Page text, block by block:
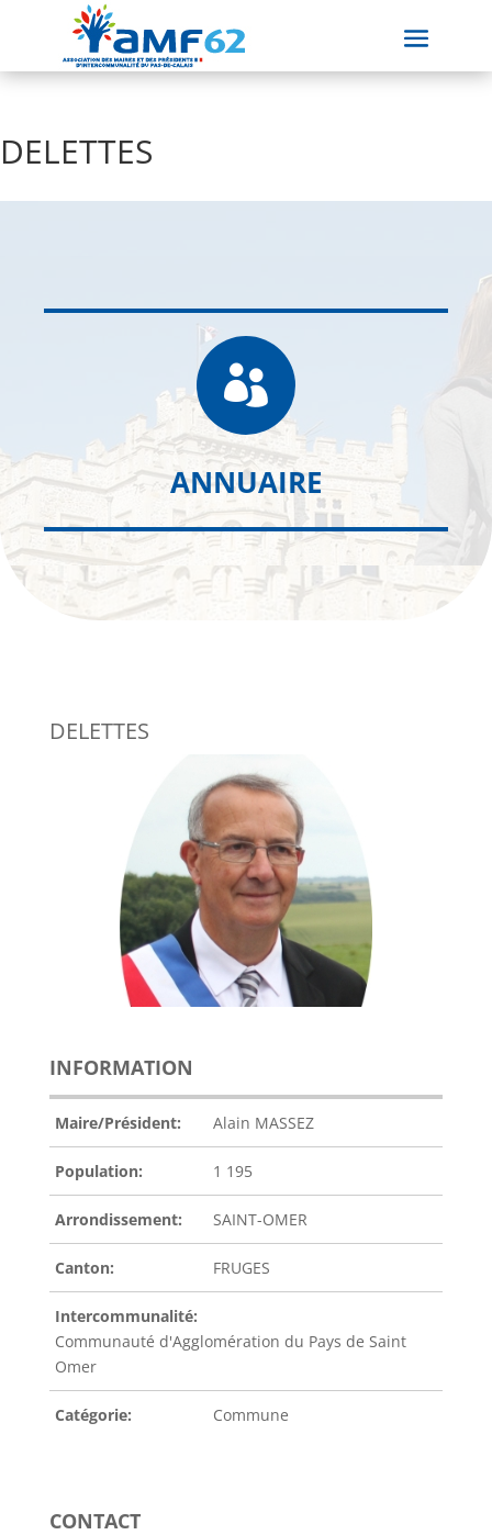
DELETTES

ANNUAIRE
DELETTES
INFORMATION
Maire/Président: Alain MASSEZ
Population: 1 195
Arrondissement: SAINT-OMER
Canton: FRUGES
Intercommunalité:
Communauté d'Agglomération du Pays de Saint
Omer
Catégorie: Commune
CONTACT